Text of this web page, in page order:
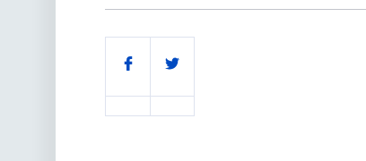
Поділитись